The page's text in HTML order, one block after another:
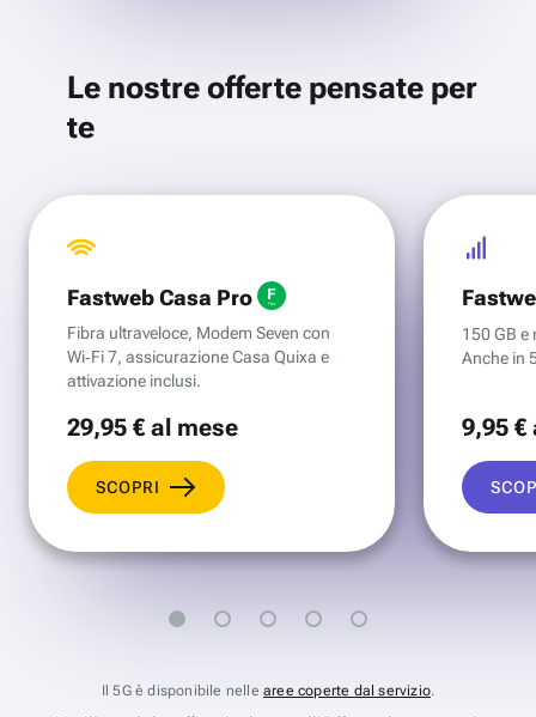
Le nostre offerte pensate per
te
Fastweb Casa Pro
Fibra ultraveloce, Modem Seven con
Wi‑Fi 7, assicurazione Casa Quixa e
attivazione inclusi.
29,95 €al mese
SCOPRI
150 GB e
Anche in
9,95 €
Il 5G è disponibile nelle aree coperte dal servizio.